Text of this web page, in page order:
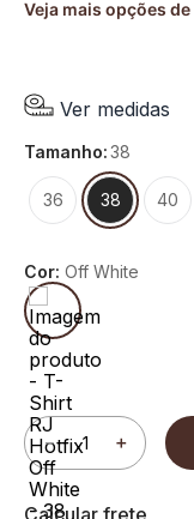
Veja mais opções
Ver medidas
tamanho:38
36 38 40
Cor: Off White
＋
－